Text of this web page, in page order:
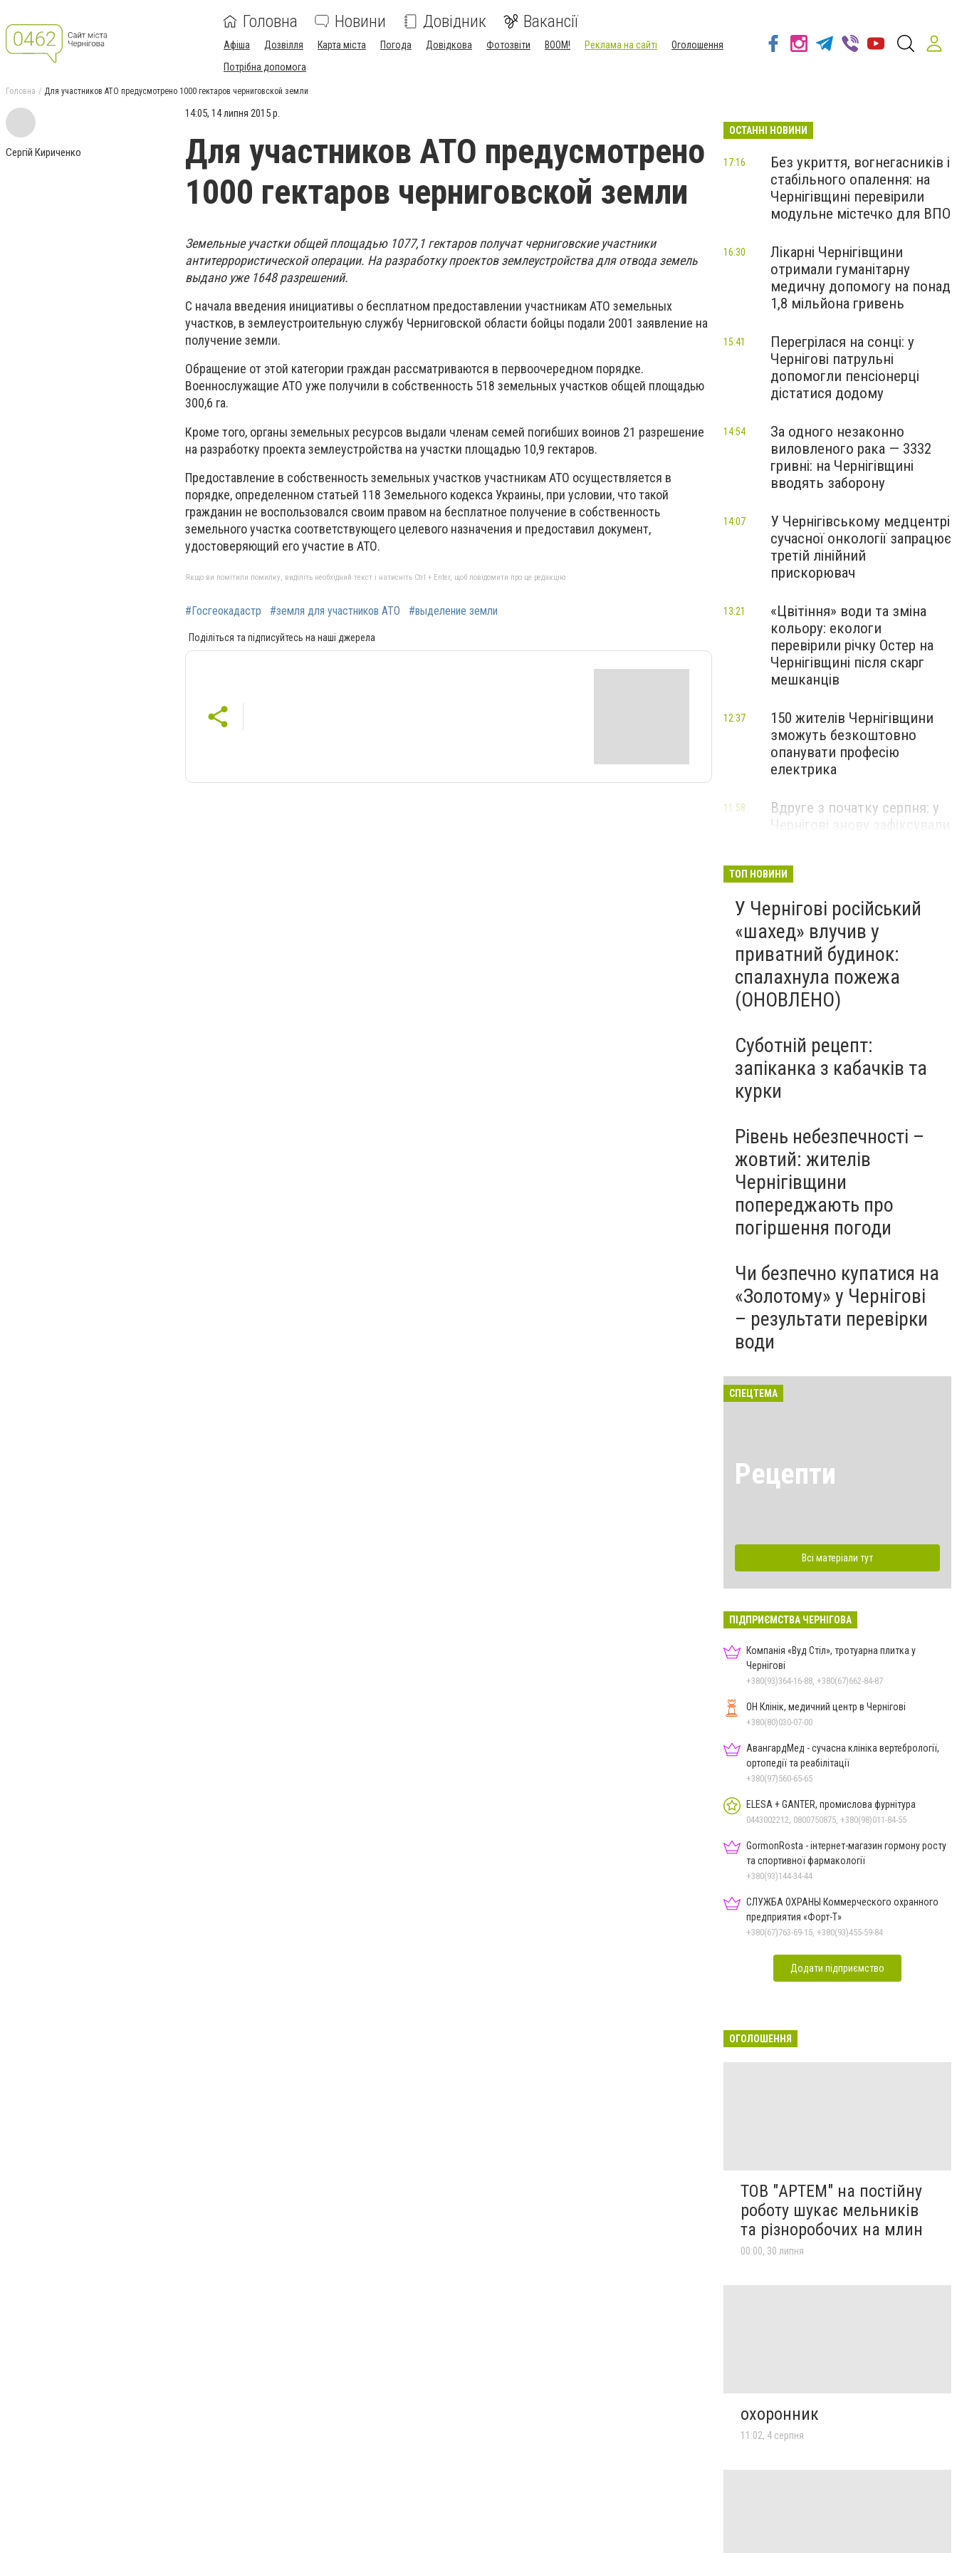
Головна Новини Довідник Вакансії
Афіша Дозвілля Карта міста Погода Довідкова Фотозвіти BOOM! Реклама на сайті
Оголошення
Потрібна допомога
Головна Для участников АТО предусмотрено 1000 гектаров черниговской земли
Сергій Кириченко
14:05, 14 липня 2015 р.
Для участников АТО предусмотрено
1000 гектаров черниговской земли
Земельные участки общей площадью 1077,1 гектаров получат черниговские участники
антитеррористической операции. На разработку проектов землеустройства для отвода земель
выдано уже 1648 разрешений.
С начала введения инициативы о бесплатном предоставлении участникам АТО земельных
участков, в землеустроительную службу Черниговской области бойцы подали 2001 заявление на
получение земли.
Обращение от этой категории граждан рассматриваются в первоочередном порядке.
Военнослужащие АТО уже получили в собственность 518 земельных участков общей площадью
300,6 га.
Кроме того, органы земельных ресурсов выдали членам семей погибших воинов 21 разрешение
на разработку проекта землеустройства на участки площадью 10,9 гектаров.
Предоставление в собственность земельных участков участникам АТО осуществляется в
порядке, определенном статьей 118 Земельного кодекса Украины, при условии, что такой
гражданин не воспользовался своим правом на бесплатное получение в собственность
земельного участка соответствующего целевого назначения и предоставил документ,
удостоверяющий его участие в АТО.
Якщо ви помітили помилку, виділіть необхідний текст і натисніть Ctrl + Enter, щоб повідомити про це редакцію
#Госгеокадастр #земля для участников АТО #выделение земли
Поділіться та підписуйтесь на наші джерела
ОСТАННІ НОВИНИ
Без укриття, вогнегасників і
стабільного опалення: на
Чернігівщині перевірили
модульне містечко для ВПО
17:16
Лікарні Чернігівщини
отримали гуманітарну
медичну допомогу на понад
1,8 мільйона гривень
16:30
Перегрілася на сонці: у
Чернігові патрульні
допомогли пенсіонерці
дістатися додому
15:41
За одного незаконно
виловленого рака — 3332
гривні: на Чернігівщині
вводять заборону
14:54
У Чернігівському медцентрі
сучасної онкології запрацює
третій лінійний
прискорювач
14:07
«Цвітіння» води та зміна
кольору: екологи
перевірили річку Остер на
Чернігівщині після скарг
мешканців
13:21
150 жителів Чернігівщини
зможуть безкоштовно
опанувати професію
електрика
12:37
Вдруге з початку серпня: у
Чернігові знову зафіксували
11:58
ТОП НОВИНИ
У Чернігові російський
«шахед» влучив у
приватний будинок:
спалахнула пожежа
(ОНОВЛЕНО)
Суботній рецепт:
запіканка з кабачків та
курки
Рівень небезпечності –
жовтий: жителів
Чернігівщини
попереджають про
погіршення погоди
Чи безпечно купатися на
«Золотому» у Чернігові
– результати перевірки
води
СПЕЦТЕМА
Рецепти
Всі матеріали тут
ПІДПРИЄМСТВА ЧЕРНІГОВА
Компанія «Вуд Стіл», тротуарна плитка у
Чернігові
+380(93)364-16-88, +380(67)662-84-87
ОН Клінік, медичний центр в Чернігові
+380(80)030-07-00
АвангардМед - сучасна клініка вертебрології,
ортопедії та реабілітації
+380(97)560-65-65
ELESA + GANTER, промислова фурнітура
0443002212, 0800750875, +380(98)011-84-55
GormonRosta - інтернет-магазин гормону росту
та спортивної фармакології
+380(93)144-34-44
СЛУЖБА ОХРАНЫ Коммерческого охранного
предприятия «Форт-Т»
+380(67)763-69-15, +380(93)455-59-84
Додати підприємство
ОГОЛОШЕННЯ
ТОВ "АРТЕМ" на постійну
роботу шукає мельників
та різноробочих на млин
00:00, 30 липня
охоронник
11:02, 4 серпня